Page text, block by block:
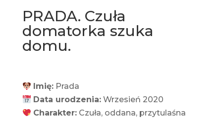
PRADA. Czuła
domatorka szuka
domu.
Imię: Prada
Data urodzenia: Wrzesień 2020
Charakter: Czuła, oddana, przytulaśna